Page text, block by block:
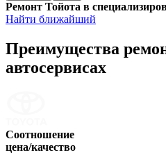
Ремонт Тойота в
Найти ближайший
Преимущества
автосервисах
Соотношение
цена/качество